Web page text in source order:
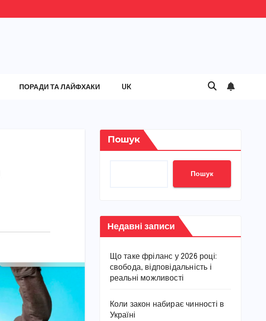
ПОРАДИ ТА ЛАЙФХАКИ UK
Пошук
Пошук
Недавні записи
Що таке фріланс у 2026 році:
свобода, відповідальність і
реальні можливості
Коли закон набирає чинності в
Україні